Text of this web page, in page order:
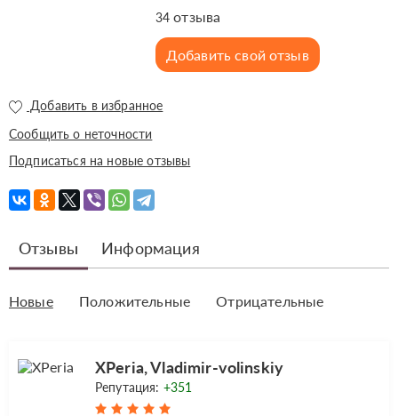
34 отзыва
Добавить свой отзыв
Добавить в избранное
Сообщить о неточности
Подписаться на новые отзывы
Отзывы Информация
Новые Положительные Отрицательные
XPeria, Vladimir-volinskiy
Репутация: +351